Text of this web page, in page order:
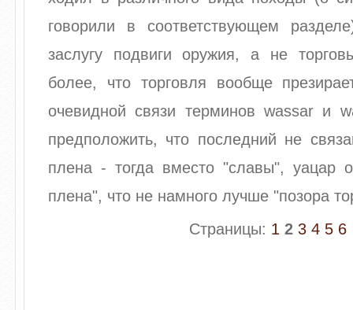
говорили в соответствующем
заслугу подвиги оружия, а не
более, что торговля вообще
очевидной связи терминов wassar и
предположить, что последний не
плена - тогда вместо "славы", уацар
плена", что не намного лучше "позора
Страницы: 1 2 3 4 5 6